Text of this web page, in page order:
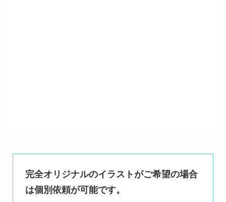
完全オリジナルのイラストがご希望の場合
は個別依頼が可能です。